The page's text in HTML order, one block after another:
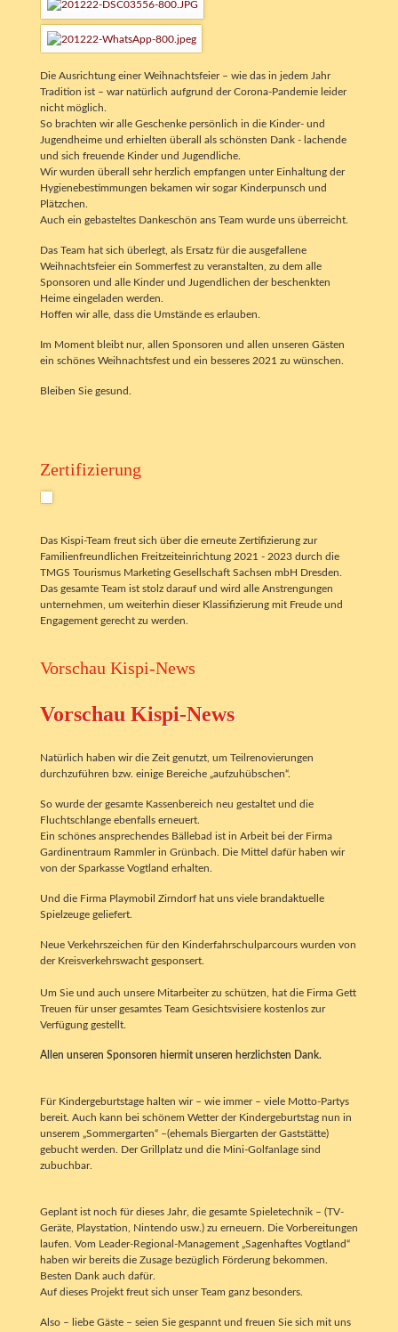
Die Ausrichtung einer Weihnachtsfeier – wie das in jedem Jahr
Tradition ist – war natürlich aufgrund der Corona-Pandemie leider
nicht möglich.
So brachten wir alle Geschenke persönlich in die Kinder- und
Jugendheime und erhielten überall als schönsten Dank - lachende
und sich freuende Kinder und Jugendliche.
Wir wurden überall sehr herzlich empfangen unter Einhaltung der
Hygienebestimmungen bekamen wir sogar Kinderpunsch und
Plätzchen.
Auch ein gebasteltes Dankeschön ans Team wurde uns überreicht.
Das Team hat sich überlegt, als Ersatz für die ausgefallene
Weihnachtsfeier ein Sommerfest zu veranstalten, zu dem alle
Sponsoren und alle Kinder und Jugendlichen der beschenkten
Heime eingeladen werden.
Hoffen wir alle, dass die Umstände es erlauben.
Im Moment bleibt nur, allen Sponsoren und allen unseren Gästen
ein schönes Weihnachtsfest und ein besseres 2021 zu wünschen.
Bleiben Sie gesund.
Zertifizierung
Das Kispi-Team freut sich über die erneute Zertifizierung zur
Familienfreundlichen Freitzeiteinrichtung 2021 - 2023 durch die
TMGS Tourismus Marketing Gesellschaft Sachsen mbH Dresden.
Das gesamte Team ist stolz darauf und wird alle Anstrengungen
unternehmen, um weiterhin dieser Klassifizierung mit Freude und
Engagement gerecht zu werden.
Vorschau Kispi-News
Vorschau Kispi-News
Natürlich haben wir die Zeit genutzt, um Teilrenovierungen
durchzuführen bzw. einige Bereiche „aufzuhübschen“.
So wurde der gesamte Kassenbereich neu gestaltet und die
Fluchtschlange ebenfalls erneuert.
Ein schönes ansprechendes Bällebad ist in Arbeit bei der Firma
Gardinentraum Rammler in Grünbach. Die Mittel dafür haben wir
von der Sparkasse Vogtland erhalten.
Und die Firma Playmobil Zirndorf hat uns viele brandaktuelle
Spielzeuge geliefert.
Neue Verkehrszeichen für den Kinderfahrschulparcours wurden von
der Kreisverkehrswacht gesponsert.
Um Sie und auch unsere Mitarbeiter zu schützen, hat die Firma Gett
Treuen für unser gesamtes Team Gesichtsvisiere kostenlos zur
Verfügung gestellt.
Allen unseren Sponsoren hiermit unseren herzlichsten Dank.
Für Kindergeburtstage halten wir – wie immer – viele Motto-Partys
bereit. Auch kann bei schönem Wetter der Kindergeburtstag nun in
unserem „Sommergarten“ –(ehemals Biergarten der Gaststätte)
gebucht werden. Der Grillplatz und die Mini-Golfanlage sind
zubuchbar.
Geplant ist noch für dieses Jahr, die gesamte Spieletechnik – (TV-
Geräte, Playstation, Nintendo usw.) zu erneuern. Die Vorbereitungen
laufen. Vom Leader-Regional-Management „Sagenhaftes Vogtland“
haben wir bereits die Zusage bezüglich Förderung bekommen.
Besten Dank auch dafür.
Auf dieses Projekt freut sich unser Team ganz besonders.
Also – liebe Gäste – seien Sie gespannt und freuen Sie sich mit uns